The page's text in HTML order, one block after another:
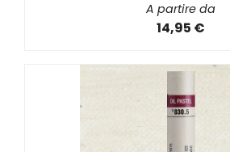
A partire da
14,95 €